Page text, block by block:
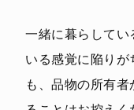
一緒に暮らしてい
いる感覚に陥りが
も、品物の所有